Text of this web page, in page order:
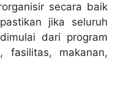
secara baik
jika seluruh
dari program
fasilitas, makanan,